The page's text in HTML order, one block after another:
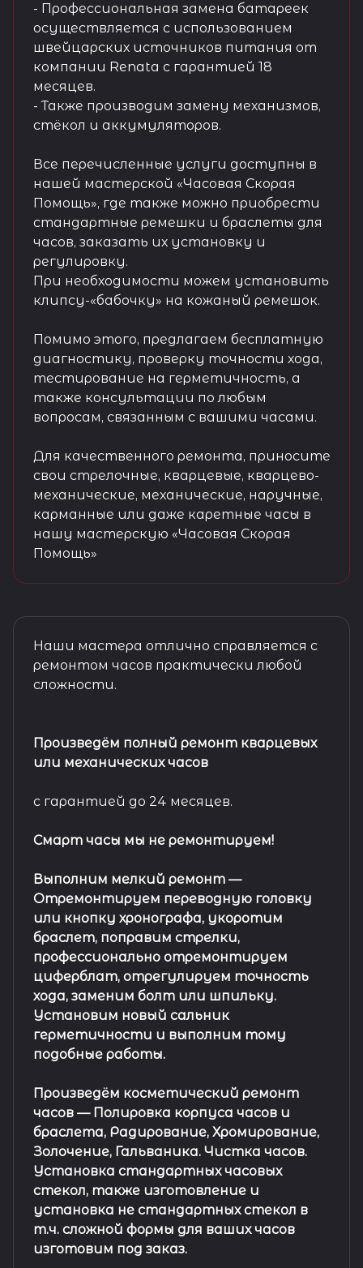
- Профессиональная замена батареек
осуществляется с использованием
швейцарских источников питания от
компании Renata с гарантией 18
месяцев.
- Также производим замену механизмов,
стёкол и аккумуляторов.
Все перечисленные услуги доступны в
нашей мастерской «Часовая Скорая
Помощь», где также можно приобрести
стандартные ремешки и браслеты для
часов, заказать их установку и
регулировку.
При необходимости можем установить
клипсу-«бабочку» на кожаный ремешок.
Помимо этого, предлагаем бесплатную
диагностику, проверку точности хода,
тестирование на герметичность, а
также консультации по любым
вопросам, связанным с вашими часами.
Для качественного ремонта, приносите
свои стрелочные, кварцевые, кварцево-
механические, механические, наручные,
карманные или даже каретные часы в
нашу мастерскую «Часовая Скорая
Помощь»
Наши мастера отлично справляется с
ремонтом часов практически любой
сложности.
Произведём полный ремонт кварцевых
или механических часов
с гарантией до 24 месяцев.
Смарт часы мы не ремонтируем!
Выполним мелкий ремонт —
Отремонтируем переводную головку
или кнопку хронографа, укоротим
браслет, поправим стрелки,
профессионально отремонтируем
циферблат, отрегулируем точность
хода, заменим болт или шпильку.
Установим новый сальник
герметичности и выполним тому
подобные работы.
Произведём косметический ремонт
часов — Полировка корпуса часов и
браслета, Радирование, Хромирование,
Золочение, Гальваника. Чистка часов.
Установка стандартных часовых
стекол, также изготовление и
установка не стандартных стекол в
т.ч. сложной формы для ваших часов
изготовим под заказ.